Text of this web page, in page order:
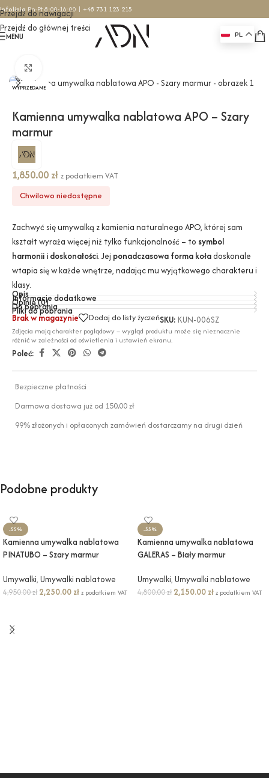
Przejdź do nawigacji
Przejdź do głównej treści
Infolinia Pn-Pt 8:00-16:00 | +48 731 123 215
MENU PL
Umywalki nablatowe
WYPRZEDANE
Kamienna umywalka nablatowa APO – Szary
marmur
1,850.00 zł z podatkiem VAT
Chwilowo niedostępne
Zachwyć się umywalką z kamienia naturalnego APO, której sam
kształt wyraża więcej niż tylko funkcjonalność – to symbol
harmonii i doskonałości. Jej ponadczasowa forma koładoskonale
wtapia się w każde wnętrze, nadając mu wyjątkowego charakteru i
klasy.
Opis
Informacje dodatkowe
Opinie (0)
Do pobrania
Pliki do pobrania
Brak w magazynie Dodaj do listy życzeńSKU: KUN-006SZ
Zdjęcia mają charakter poglądowy – wygląd produktu może się nieznacznie
różnić w zależności od oświetlenia i ustawień ekranu.
Poleć:
Bezpieczne płatności
Darmowa dostawa już od 150,00 zł
99% złożonych i opłaconych zamówień dostarczamy na drugi dzień
Podobne produkty
-55%
Kamienna umywalka nablatowa
PINATUBO – Szary marmur
Umywalki, Umywalki nablatowe
4,950.00zł 2,250.00 złz podatkiem VAT
-55%
Kamienna umywalka nablatowa
GALERAS – Biały marmur
Umywalki, Umywalki nablatowe
4,800.00zł 2,150.00 złz podatkiem VAT